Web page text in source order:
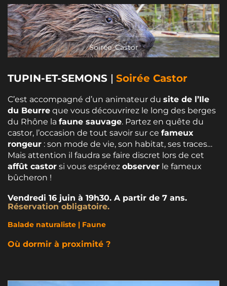
Soirée_Castor
TUPIN-ET-SEMONS | Soirée Castor
C’est accompagné d’un animateur du site de l’Ile
du Beurre que vous découvrirez le long des berges
du Rhône la faune sauvage. Partez en quête du
castor, l’occasion de tout savoir sur ce fameux
rongeur : son mode de vie, son habitat, ses traces…
Mais attention il faudra se faire discret lors de cet
affût castor si vous espérez observer le fameux
bûcheron !
Vendredi 16 juin à 19h30. A partir de 7 ans.
Réservation obligatoire.
Balade naturaliste | Faune
Où dormir à proximité ?